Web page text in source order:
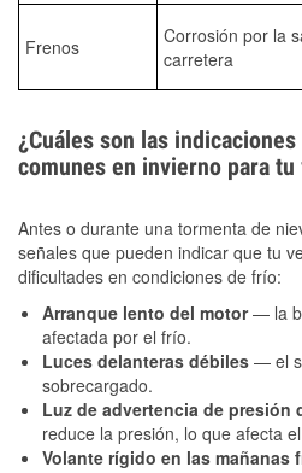
Frenos
Corrosión por la
carretera
¿Cuáles son las
comunes en invierno para tu
Antes o durante una tormenta de
señales que pueden indicar que tu
dificultades en condiciones de frío:
Arranque lento del motor— la
afectada por el frío.
Luces delanteras débiles — el
sobrecargado.
Luz de advertencia de presión
reduce la presión, lo que afecta
Volante rígido en las mañanas